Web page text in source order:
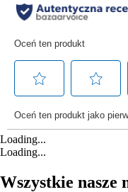
Loading...
Loading...
Wszystkie nasze